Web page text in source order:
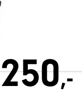
250,-